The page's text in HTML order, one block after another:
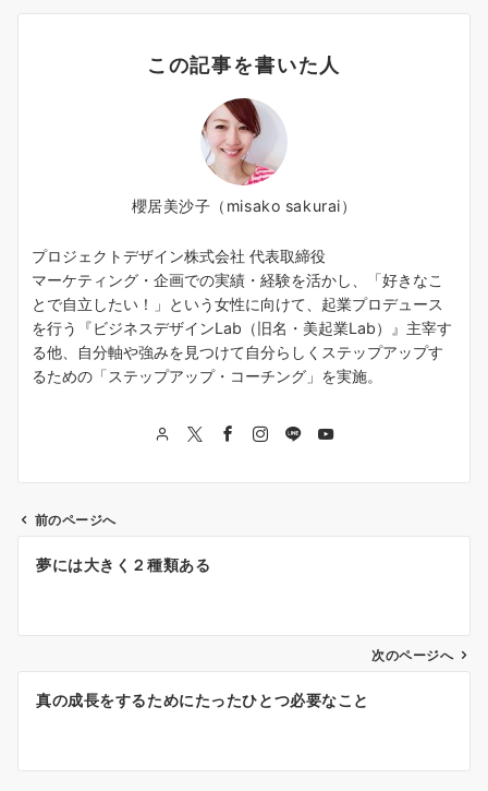
この記事を書いた人
櫻居美沙子（misako sakurai）
プロジェクトデザイン株式会社 代表取締役
マーケティング・企画での実績・経験を活かし、「好きなこ
とで自立したい！」という女性に向けて、起業プロデュース
を行う『ビジネスデザインLab（旧名・美起業Lab）』主宰す
る他、自分軸や強みを見つけて自分らしくステップアップす
るための「ステップアップ・コーチング」を実施。
投
ゲ
シ
前のページへ
夢には大きく２種類ある
次のページへ
真の成長をするためにたったひとつ必要なこと